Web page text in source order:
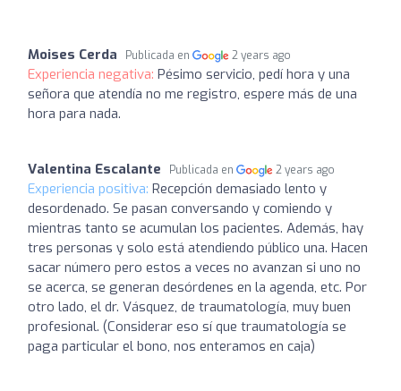
Moises Cerda Publicada en 2 years ago
Experiencia negativa: Pésimo servicio, pedí hora y una
señora que atendía no me registro, espere más de una
hora para nada.
Valentina Escalante Publicada en 2 years ago
Experiencia positiva: Recepción demasiado lento y
desordenado. Se pasan conversando y comiendo y
mientras tanto se acumulan los pacientes. Además, hay
tres personas y solo está atendiendo público una. Hacen
sacar número pero estos a veces no avanzan si uno no
se acerca, se generan desórdenes en la agenda, etc. Por
otro lado, el dr. Vásquez, de traumatología, muy buen
profesional. (Considerar eso sí que traumatología se
paga particular el bono, nos enteramos en caja)